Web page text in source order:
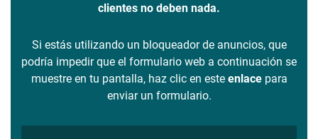
clientes no deben nada.
Si estás utilizando un bloqueador de anuncios, que
podría impedir que el formulario web a continuación se
muestre en tu pantalla, haz clic en este enlacepara
enviar un formulario.